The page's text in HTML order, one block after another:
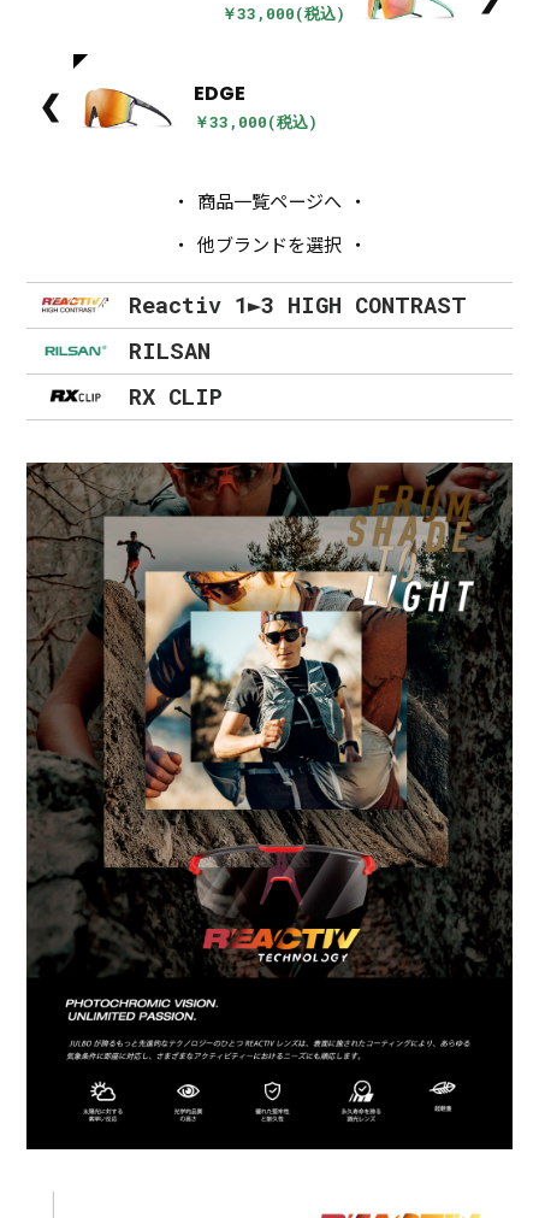
￥33,000(税込)
❮ EDGE
￥33,000(税込)
商品一覧ページへ
他ブランドを選択
Reactiv 1►3 HIGH CONTRAST
RILSAN
RX CLIP